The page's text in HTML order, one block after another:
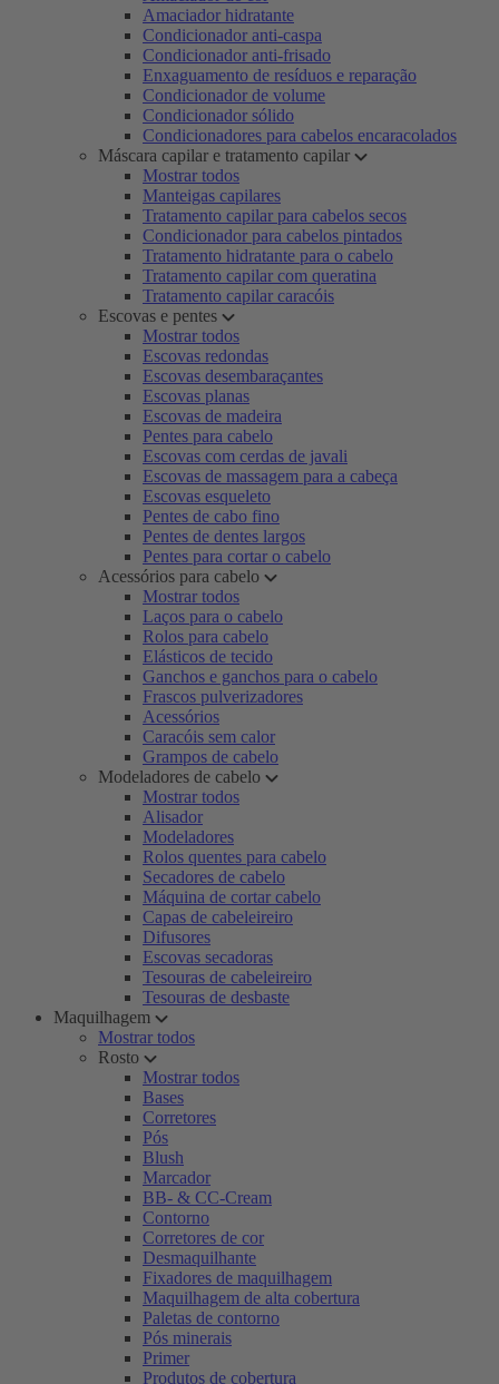
Amaciador hidratante
Condicionador anti-caspa
Condicionador anti-frisado
Enxaguamento de resíduos e reparação
Condicionador de volume
Condicionador sólido
Condicionadores para cabelos encaracolados
Máscara capilar e tratamento capilar
Mostrar todos
Manteigas capilares
Tratamento capilar para cabelos secos
Condicionador para cabelos pintados
Tratamento hidratante para o cabelo
Tratamento capilar com queratina
Tratamento capilar caracóis
Escovas e pentes
Mostrar todos
Escovas redondas
Escovas desembaraçantes
Escovas planas
Escovas de madeira
Pentes para cabelo
Escovas com cerdas de javali
Escovas de massagem para a cabeça
Escovas esqueleto
Pentes de cabo fino
Pentes de dentes largos
Pentes para cortar o cabelo
Acessórios para cabelo
Mostrar todos
Laços para o cabelo
Rolos para cabelo
Elásticos de tecido
Ganchos e ganchos para o cabelo
Frascos pulverizadores
Acessórios
Caracóis sem calor
Grampos de cabelo
Modeladores de cabelo
Mostrar todos
Alisador
Modeladores
Rolos quentes para cabelo
Secadores de cabelo
Máquina de cortar cabelo
Capas de cabeleireiro
Difusores
Escovas secadoras
Tesouras de cabeleireiro
Tesouras de desbaste
Maquilhagem
Mostrar todos
Rosto
Mostrar todos
Bases
Corretores
Pós
Blush
Marcador
BB- & CC-Cream
Contorno
Corretores de cor
Desmaquilhante
Fixadores de maquilhagem
Maquilhagem de alta cobertura
Paletas de contorno
Pós minerais
Primer
Produtos de cobertura